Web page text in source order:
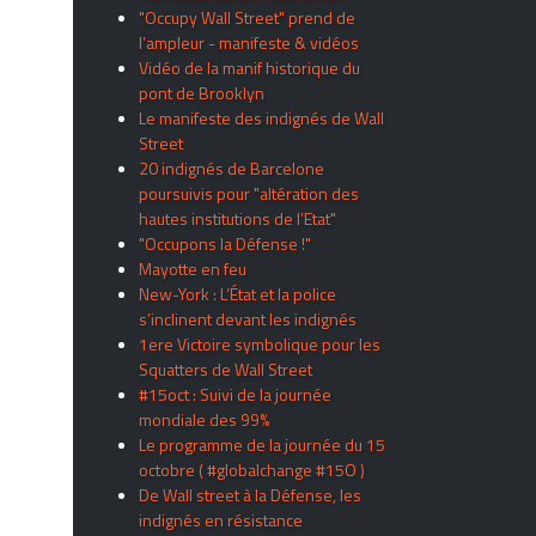
"Occupy Wall Street" prend de
l’ampleur - manifeste & vidéos
Vidéo de la manif historique du
pont de Brooklyn
Le manifeste des indignés de Wall
Street
20 indignés de Barcelone
poursuivis pour "altération des
hautes institutions de l’Etat"
"Occupons la Défense !"
Mayotte en feu
New-York : L’État et la police
s’inclinent devant les indignés
1ere Victoire symbolique pour les
Squatters de Wall Street
#15oct : Suivi de la journée
mondiale des 99%
Le programme de la journée du 15
octobre ( #globalchange #15O )
De Wall street à la Défense, les
indignés en résistance